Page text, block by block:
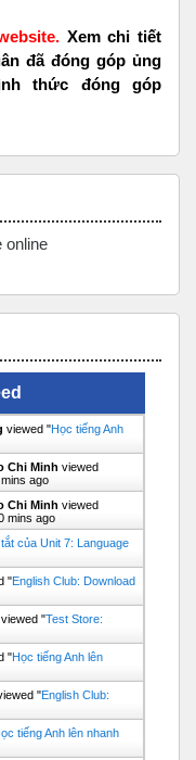
Xem chi tiết
đã đóng góp ủng
thức đóng góp
viewed "Học tiếng Anh
Chi Minh viewed
ago
Chi Minh viewed
mins ago
của Unit 7: Language
"English Club: Download
viewed "Test Store:
"Học tiếng Anh lên
"English Club:
tiếng Anh lên nhanh